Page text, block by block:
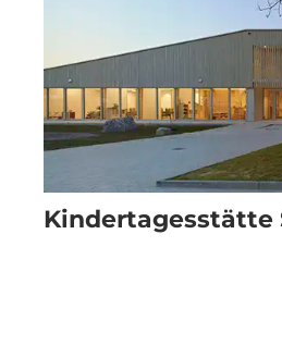
Kindertagesstätte